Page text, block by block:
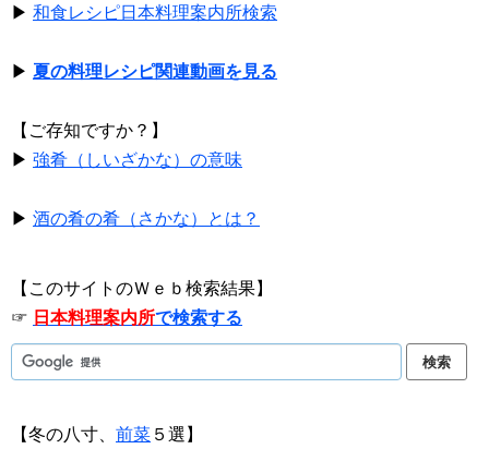
▶ 和食レシピ日本料理案内所検索
▶ 夏の料理レシピ関連動画を見る
【ご存知ですか？】
▶ 強肴（しいざかな）の意味
▶ 酒の肴の肴（さかな）とは？
【このサイトのＷｅｂ検索結果】
☞ 日本料理案内所で検索する
【冬の八寸、 前菜 ５選】